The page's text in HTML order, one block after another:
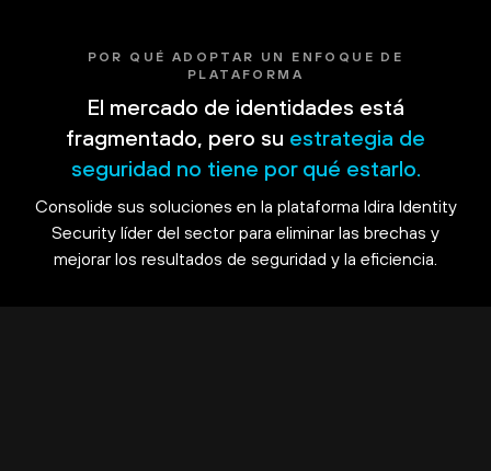
POR QUÉ ADOPTAR UN ENFOQUE DE
PLATAFORMA
El mercado de identidades está
fragmentado, pero su estrategia de
seguridad no tiene por qué estarlo.
Consolide sus soluciones en la plataforma Idira Identity
Security líder del sector para eliminar las brechas y
mejorar los resultados de seguridad y la eficiencia.